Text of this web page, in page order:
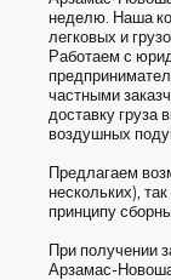
неделю. Наша
легковых и
Работаем с
частными
доставку груза
воздушных
Предлагаем
нескольких),
принципу
При получении
Арзамас-